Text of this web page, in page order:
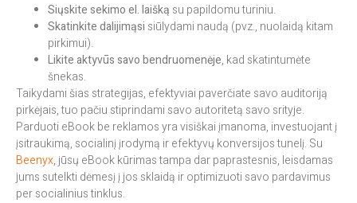
Siųskite sekimo el. laišką su papildomu turiniu.
Skatinkite dalijimąsi siūlydami naudą (pvz., nuolaidą kitam
pirkimui).
Likite aktyvūs savo bendruomenėje, kad skatintumėte
šnekas.
Taikydami šias strategijas, efektyviai paverčiate savo auditoriją
pirkėjais, tuo pačiu stiprindami savo autoritetą savo srityje.
Parduoti eBook be reklamos yra visiškai įmanoma, investuojant į
įsitraukimą, socialinį įrodymą ir efektyvų konversijos tunelį. Su
Beenyx, jūsų eBook kūrimas tampa dar paprastesnis, leisdamas
jums sutelkti dėmesį į jos sklaidą ir optimizuoti savo pardavimus
per socialinius tinklus.